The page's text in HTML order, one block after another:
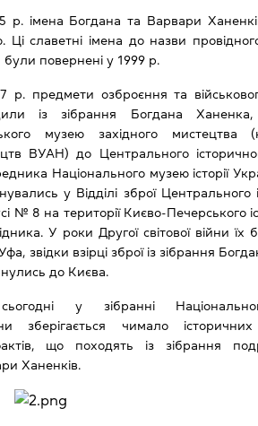
р. імена Богдана та Варвари
Ці славетні імена до назви
були повернені у 1999 р.
р. предмети озброєння та
із зібрання Богдана
музею західного мистецтва
ВУАН) до Центрального
Національного музею історії
у Відділі зброї
№ 8 на території Києво-Печерського
У роки Другої світової війни
звідки взірці зброї із зібрання
до Києва.
у зібранні
зберігається чимало
що походять із зібрання
Ханенків.